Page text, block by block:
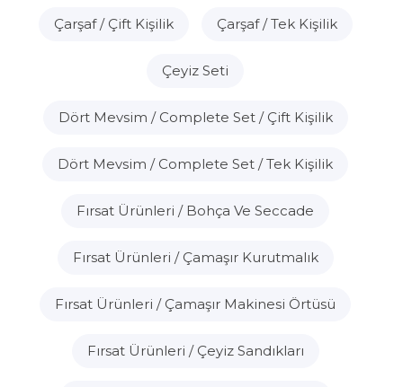
Çarşaf / Çift Kişilik Çarşaf / Tek Kişilik
Çeyiz Seti
Dört Mevsim / Complete Set / Çift Kişilik
Dört Mevsim / Complete Set / Tek Kişilik
Fırsat Ürünleri / Bohça Ve Seccade
Fırsat Ürünleri / Çamaşır Kurutmalık
Fırsat Ürünleri / Çamaşır Makinesi Örtüsü
Fırsat Ürünleri / Çeyiz Sandıkları